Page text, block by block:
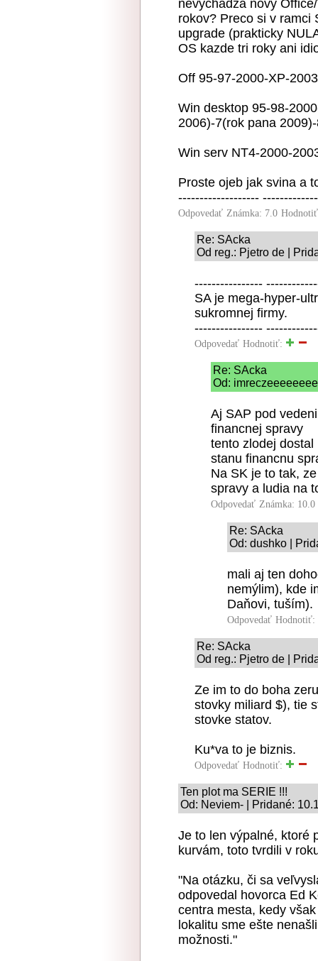
nevychadza novy
rokov? Preco si v ramci
upgrade (prakticky
OS kazde tri roky ani
Off 95-97-2000-XP-
Win desktop 95-98-
2006)-7(rok pana
Win serv NT4-2000-
Proste ojeb jak svina a
-------------------
Odpovedať Známka: 7.0
Re: SAcka
Od reg.: Pjetro de |
----------------
SA je mega-hyper-
sukromnej firmy.
----------------
Odpovedať Hodnotiť:
Re: SAcka
Od:
Aj SAP pod
financnej spravy
tento zlodej
stanu financnu
Na SK je to tak,
spravy a ludia na
Odpovedať Známka: 10.0
Re: SAcka
Od: dushko |
mali aj ten
nemýlim), kde
Daňovi, tuším).
Odpovedať Hodnotiť:
Re: SAcka
Od reg.: Pjetro de |
Ze im to do boha
stovky miliard $), tie
stovke statov.
Ku*va to je biznis.
Odpovedať Hodnotiť:
Ten plot ma SERIE !!!
Od: Neviem- | Pridané:
Je to len výpalné, ktoré
kurvám, toto tvrdili v
"Na otázku, či sa
odpovedal hovorca Ed
centra mesta, kedy
lokalitu sme ešte
možnosti."